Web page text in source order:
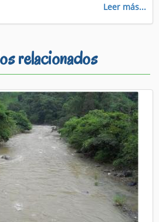
Leer más...
relacionados